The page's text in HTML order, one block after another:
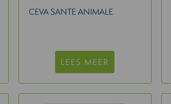
CEVA SANTE ANIMALE
LEES MEER